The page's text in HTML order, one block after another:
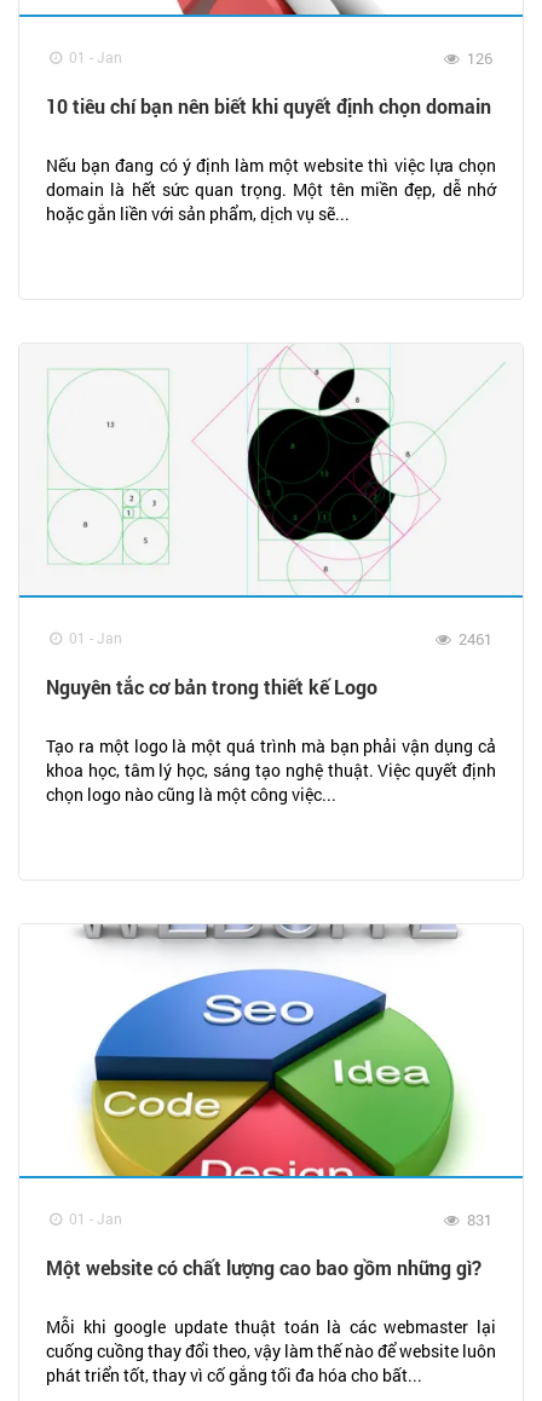
01 - Jan 126
10 tiêu chí bạn nên biết khi quyết định chọn domain
Nếu bạn đang có ý định làm một website thì việc lựa chọn
domain là hết sức quan trọng. Một tên miền đẹp, dễ nhớ
hoặc gắn liền với sản phẩm, dịch vụ sẽ...
01 - Jan 2461
Nguyên tắc cơ bản trong thiết kế Logo
Tạo ra một logo là một quá trình mà bạn phải vận dụng cả
khoa học, tâm lý học, sáng tạo nghệ thuật. Việc quyết định
chọn logo nào cũng là một công việc...
01 - Jan 831
Một website có chất lượng cao bao gồm những gì?
Mỗi khi google update thuật toán là các webmaster lại
cuống cuồng thay đổi theo, vậy làm thế nào để website luôn
phát triển tốt, thay vì cố gắng tối đa hóa cho bất...